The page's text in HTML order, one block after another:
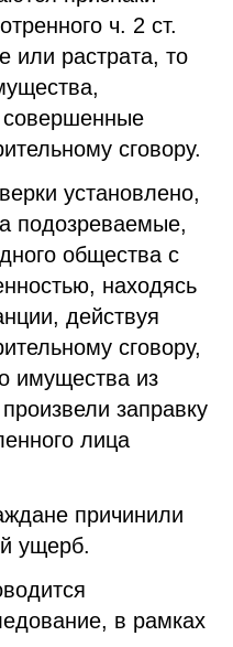
ч. 2 ст.
или растрата, то
совершенные
сговору.
установлено,
подозреваемые,
общества с
находясь
действуя
сговору,
имущества из
заправку
лица
причинили
ущерб.
в рамках